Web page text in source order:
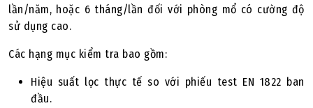
lần/năm, hoặc 6 tháng/lần đối với phòng mổ có cường độ
sử dụng cao.
Các hạng mục kiểm tra bao gồm:
Hiệu suất lọc thực tế so với phiếu test EN 1822 ban
đầu.